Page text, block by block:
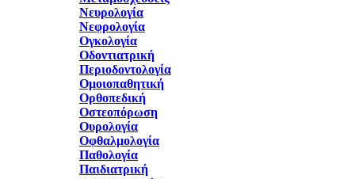
Νευρολογία
Νεφρολογία
Ογκολογία
Οδοντιατρική
Περιοδοντολογία
Ομοιοπαθητική
Ορθοπεδική
Οστεοπόρωση
Ουρολογία
Οφθαλμολογία
Παθολογία
Παιδιατρική